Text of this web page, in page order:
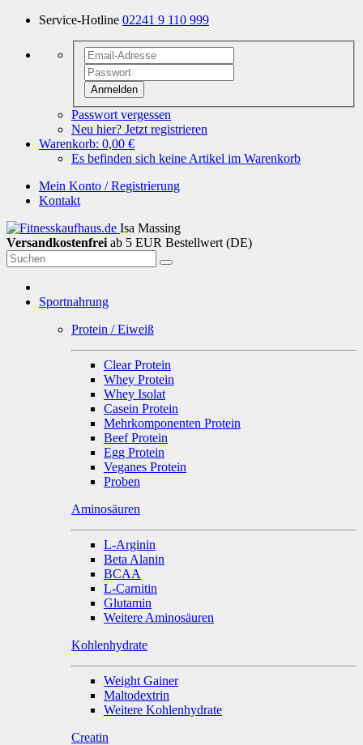
Service-Hotline 02241 9 110 999
Anmelden
Passwort vergessen
Neu hier? Jetzt registrieren
Warenkorb: 0,00 €
Es befinden sich keine Artikel im Warenkorb
Mein Konto / Registrierung
Kontakt
Isa Massing
Versandkostenfrei ab 5 EUR Bestellwert (DE)
Sportnahrung
Protein / Eiweiß
Clear Protein
Whey Protein
Whey Isolat
Casein Protein
Mehrkomponenten Protein
Beef Protein
Egg Protein
Veganes Protein
Proben
Aminosäuren
L-Arginin
Beta Alanin
BCAA
L-Carnitin
Glutamin
Weitere Aminosäuren
Kohlenhydrate
Weight Gainer
Maltodextrin
Weitere Kohlenhydrate
Creatin